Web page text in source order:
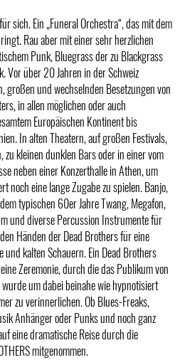
sich. Ein „Funeral Orchestra“, das mit dem
Rau aber mit einer sehr herzlichen
Punk, Bluegrass der zu Blackgrass
Vor über 20 Jahren in der Schweiz
großen und wechselnden Besetzungen von
in allen möglichen oder auch
Europäischen Kontinent bis
In alten Theatern, auf großen Festivals,
kleinen dunklen Bars oder in einer vom
neben einer Konzerthalle in Athen, um
noch eine lange Zugabe zu spielen. Banjo,
typischen 60er Jahre Twang, Megafon,
und diverse Percussion Instrumente für
Händen der Dead Brothers für eine
kalten Schauern. Ein Dead Brothers
Zeremonie, durch die das Publikum von
um dabei beinahe wie hypnotisiert
zu verinnerlichen. Ob Blues-Freaks,
Anhänger oder Punks und noch ganz
eine dramatische Reise durch die
mitgenommen.